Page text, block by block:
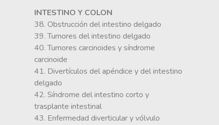
INTESTINO Y COLON
38. Obstrucción del intestino delgado
39. Tumores del intestino delgado
40. Tumores carcinoides y síndrome
carcinoide
41. Divertículos del apéndice y del intestino
delgado
42. Síndrome del intestino corto y
trasplante intestinal
43. Enfermedad diverticular y vólvulo